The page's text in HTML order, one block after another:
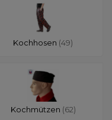
Kochhosen (49)
Kochmützen (62)